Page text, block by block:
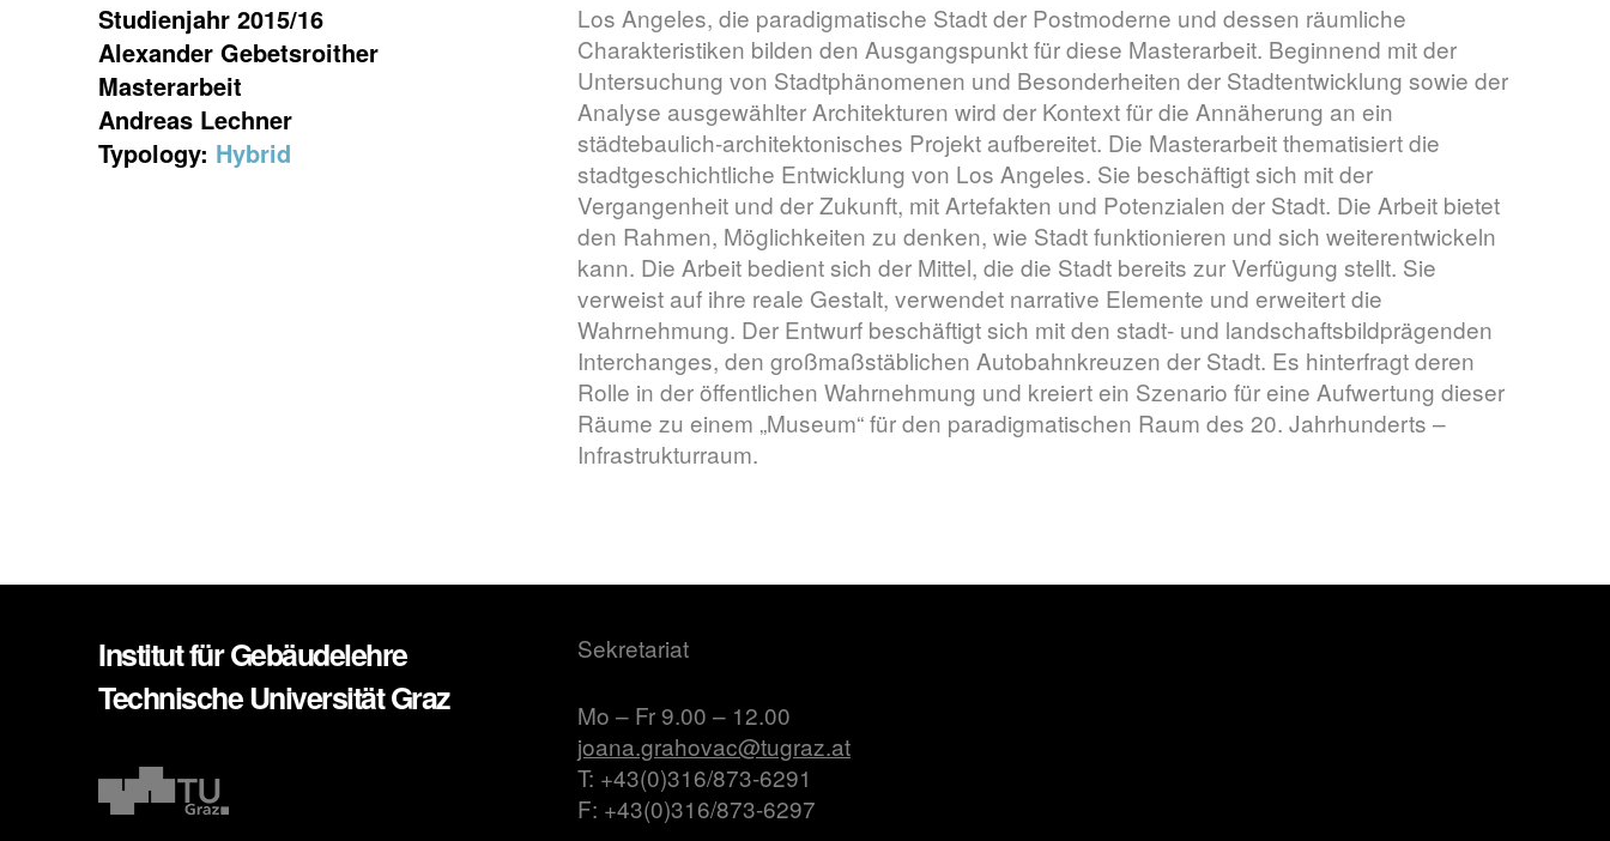
Studienjahr 2015/16
Alexander Gebetsroither
Masterarbeit
Andreas Lechner
Typology: Hybrid
Los Angeles, die paradigmatische Stadt der Postmoderne und dessen räumliche
Charakteristiken bilden den Ausgangspunkt für diese Masterarbeit. Beginnend mit der
Untersuchung von Stadtphänomenen und Besonderheiten der Stadtentwicklung sowie der
Analyse ausgewählter Architekturen wird der Kontext für die Annäherung an ein
städtebaulich-architektonisches Projekt aufbereitet. Die Masterarbeit thematisiert die
stadtgeschichtliche Entwicklung von Los Angeles. Sie beschäftigt sich mit der
Vergangenheit und der Zukunft, mit Artefakten und Potenzialen der Stadt. Die Arbeit bietet
den Rahmen, Möglichkeiten zu denken, wie Stadt funktionieren und sich weiterentwickeln
kann. Die Arbeit bedient sich der Mittel, die die Stadt bereits zur Verfügung stellt. Sie
verweist auf ihre reale Gestalt, verwendet narrative Elemente und erweitert die
Wahrnehmung. Der Entwurf beschäftigt sich mit den stadt- und landschaftsbildprägenden
Interchanges, den großmaßstäblichen Autobahnkreuzen der Stadt. Es hinterfragt deren
Rolle in der öffentlichen Wahrnehmung und kreiert ein Szenario für eine Aufwertung dieser
Räume zu einem „Museum“ für den paradigmatischen Raum des 20. Jahrhunderts –
Infrastrukturraum.
Institut für Gebäudelehre
Technische Universität Graz
Sekretariat
Mo – Fr 9.00 – 12.00
joana.grahovac@tugraz.at
T: +43(0)316/873-6291
F: +43(0)316/873-6297